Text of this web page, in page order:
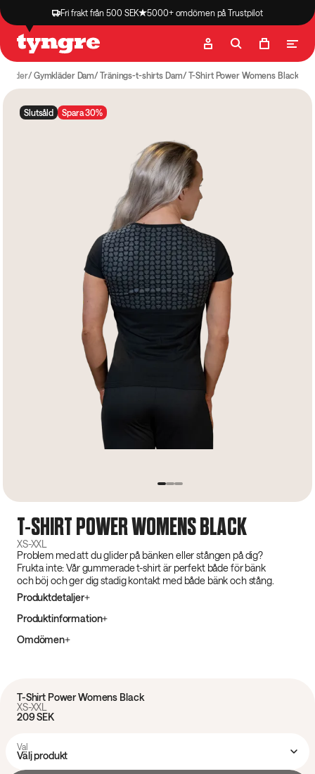
Fri frakt från 500 SEK 5000+ omdömen på Trustpilot
Butik Recept
Gymkläder Dam Tränings-t-shirts Dam T-Shirt Power Womens Black
T-SHIRT POWER WOMENS BLACK
XS-XXL
Problem med att du glider på bänken eller stången på dig?
Frukta inte: Vår gummerade t-shirt är perfekt både för bänk
och böj och ger dig stadig kontakt med både bänk och stång.
Produktdetaljer
Produktinformation
Omdömen
Slutsåld Spara 30%
T-Shirt Power Womens Black
XS-XXL
209 SEK
Val
Välj produkt